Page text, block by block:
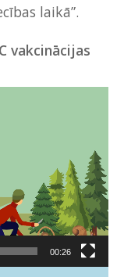
laikā”.
vakcinācijas
00:26